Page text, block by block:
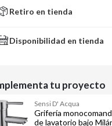
Retiro en tienda
Disponibilidad en tienda
tu proyecto
Sensi D' Acqua
Grifería
de lavatorio bajo